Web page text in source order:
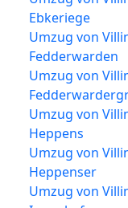
Ebkeriege
Umzug von
Fedderwarden
Umzug von
Umzug von
Heppens
Umzug von
Heppenser
Umzug von